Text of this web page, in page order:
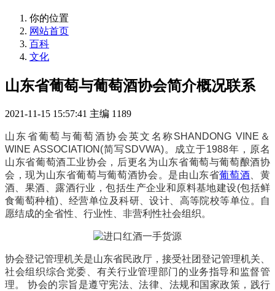
你的位置
网站首页
百科
文化
山东省葡萄与葡萄酒协会简介概况联系
2021-11-15 15:57:41 主编 1189
山东省葡萄与葡萄酒协会英文名称SHANDONG VINE＆
WINE ASSOCIATION(简写SDVWA)。成立于1988年，原名
山东省葡萄酒工业协会，后更名为山东省葡萄与葡萄酿酒协
会，现为山东省葡萄与葡萄酒协会。是由山东省葡萄酒 、黄
酒、果酒、露酒行业，包括生产企业和原料基地建设(包括鲜
食葡萄种植)、经营单位及科研、设计、高等院校等单位。自
愿结成的全省性、行业性、非营利性社会组织。
协会登记管理机关是山东省民政厅，接受社团登记管理机关、
社会组织综合党委、有关行业管理部门的业务指导和监督管
理。 协会的宗旨是遵守宪法、法律、法规和国家政策，践行